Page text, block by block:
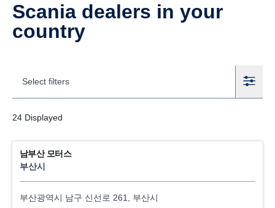
Scania dealers in your
country
Select filters
24 Displayed
Locations
External
남부산 모터스
부산시
부산광역시 남구 신선로 261, 부산시